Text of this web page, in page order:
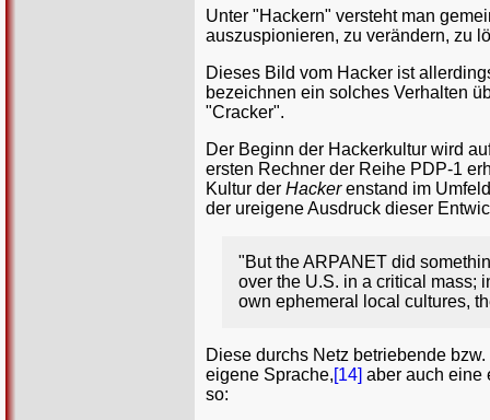
Unter "Hackern" versteht man
auszuspionieren, zu verändern, zu
Dieses Bild vom Hacker ist
bezeichnen ein solches Verhalten
"Cracker".
Der Beginn der Hackerkultur wird
ersten Rechner der Reihe PDP-1
Kultur der Hackerenstand im
der ureigene Ausdruck dieser
"But the ARPANET did
over the U.S. in a critical mass;
own ephemeral local cultures,
Diese durchs Netz betriebende
eigene Sprache,[14] aber auch eine
so: